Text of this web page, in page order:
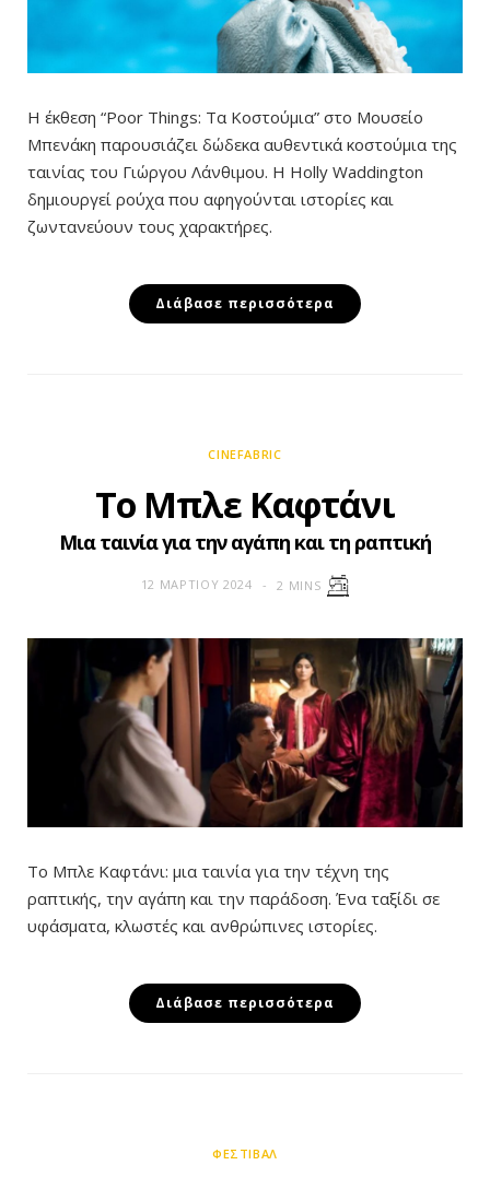
Η έκθεση “Poor Things: Τα Κοστούμια” στο Μουσείο
Μπενάκη παρουσιάζει δώδεκα αυθεντικά κοστούμια της
ταινίας του Γιώργου Λάνθιμου. Η Holly Waddington
δημιουργεί ρούχα που αφηγούνται ιστορίες και
ζωντανεύουν τους χαρακτήρες.
Διάβασε περισσότερα
CINEFABRIC
Το Μπλε Καφτάνι
Μια ταινία για την αγάπη και τη ραπτική
12 ΜΑΡΤΊΟΥ 2024 2 MINS
Το Μπλε Καφτάνι: μια ταινία για την τέχνη της
ραπτικής, την αγάπη και την παράδοση. Ένα ταξίδι σε
υφάσματα, κλωστές και ανθρώπινες ιστορίες.
Διάβασε περισσότερα
ΦΕΣΤΙΒΆΛ